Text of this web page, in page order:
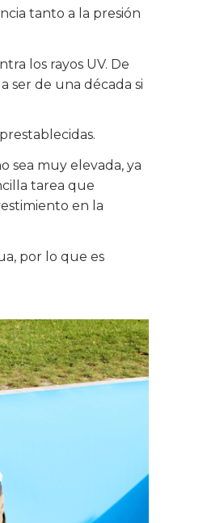
tanto a la presión
los rayos UV. De
ser de una década si
sea muy elevada, ya
tarea que
en la
por lo que es